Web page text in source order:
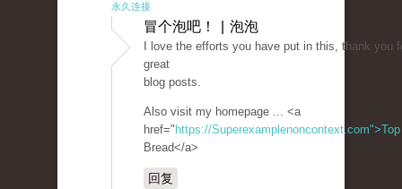
永久连接
冒个泡吧！ | 泡泡
I love the efforts you have put in this, thank you
great
blog posts.
Also visit my homepage ... <a
href=" https://Superexamplenoncontext.com">Top
Bread</a>
回复